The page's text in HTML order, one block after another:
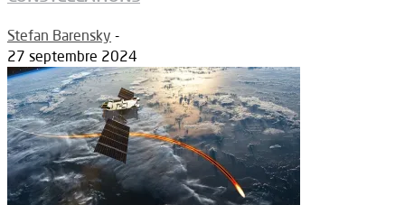
Stefan Barensky -
27 septembre 2024